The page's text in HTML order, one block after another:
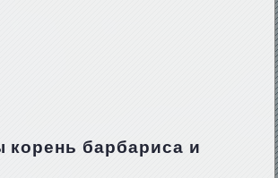
корень барбариса и